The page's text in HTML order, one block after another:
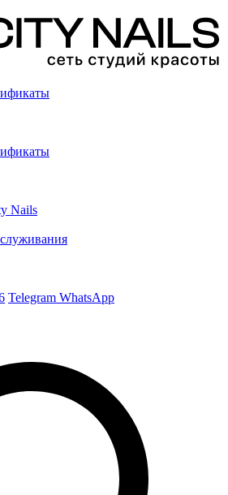
Nails
Telegram WhatsApp